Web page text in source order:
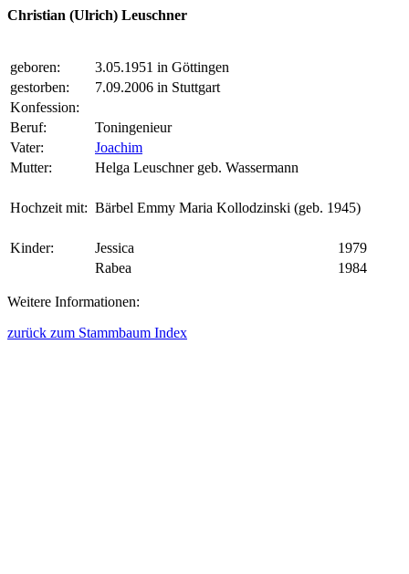
Christian (Ulrich) Leuschner
geboren:
3.05.1951 in Göttingen
gestorben:
7.09.2006 in Stuttgart
Konfession:
Beruf:
Toningenieur
Vater:
Joachim
Mutter:
Helga Leuschner geb. Wassermann
Hochzeit mit: Bärbel Emmy Maria Kollodzinski (geb. 1945)
Kinder: Jessica
1979
Rabea
1984
Weitere Informationen:
zurück zum Stammbaum Index